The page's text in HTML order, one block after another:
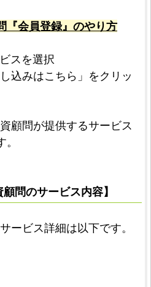
会員登録』のやり方
スを選択
込みはこちら」をクリッ
顧問が提供するサービス
問のサービス内容】
ービス詳細は以下です。